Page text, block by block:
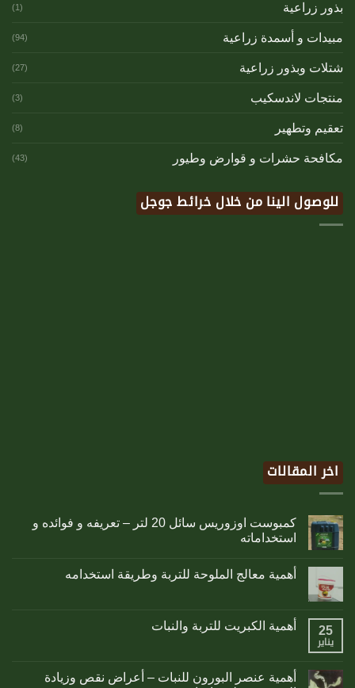
بذور زراعية (1)
مبيدات و أسمدة زراعية (94)
شتلات وبذور زراعية (27)
منتجات لاندسكيب (3)
تعقيم وتطهير (8)
مكافحة حشرات و قوارض وطيور (43)
للوصول الينا من خلال خرائط جوجل
اخر المقالات
كمبوست اوزوريس سائل 20 لتر – تعريفه و فوائده و
استخداماته
أهمية معالج الملوحة للتربة وطريقة استخدامه
25
يناير
أهمية الكبريت للتربة والنبات
أهمية عنصر البورون للنبات – أعراض نقص وزيادة